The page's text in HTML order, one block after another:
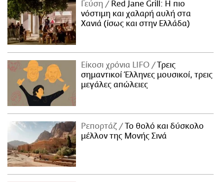
Γεύση
Red Jane Grill: Η πιο
νόστιμη και χαλαρή αυλή στα
Χανιά (ίσως και στην Ελλάδα)
Είκοσι χρόνια LIFO
Tρεις
σημαντικοί Έλληνες μουσικοί, τρεις
μεγάλες απώλειες
Ρεπορτάζ
Το θολό και δύσκολο
μέλλον της Μονής Σινά